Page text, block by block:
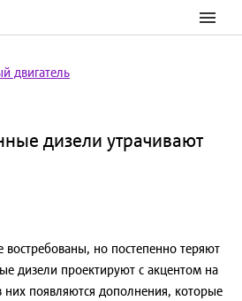
двигатель
дизели утрачивают
но постепенно теряют
дизели проектируют с акцентом на
них появляются дополнения, которые